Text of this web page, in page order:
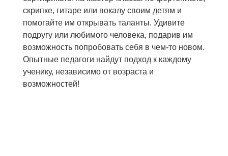
скрипке, гитаре или вокалу своим детям и
помогайте им открывать таланты. Удивите
подругу или любимого человека, подарив им
возможность попробовать себя в чем-то новом.
Опытные педагоги найдут подход к каждому
ученику, независимо от возраста и
возможностей!